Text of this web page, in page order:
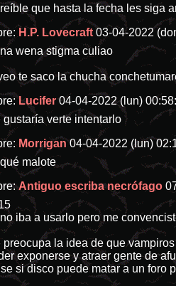
que hasta la fecha les siga
H.P. Lovecraft 03-04-2022
wena stigma culiao
te saco la chucha
Lucifer 04-04-2022 (lun)
gustaría verte intentarlo
Morrigan 04-04-2022 (lun)
malote
Antiguo escriba necrófago
iba a usarlo pero me
preocupa la idea de que
exponerse y atraer gente de
si disco puede matar a un foro